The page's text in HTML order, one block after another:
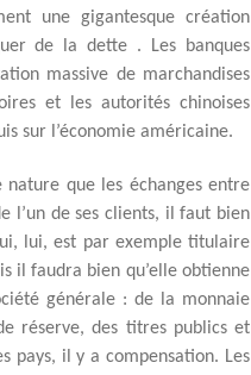
une gigantesque création
de la dette . Les banques
massive de marchandises
et les autorités chinoises
sur l’économie américaine.
nature que les échanges entre
l’un de ses clients, il faut bien
lui, est par exemple titulaire
il faudra bien qu’elle obtienne
générale : de la monnaie
réserve, des titres publics et
pays, il y a compensation. Les